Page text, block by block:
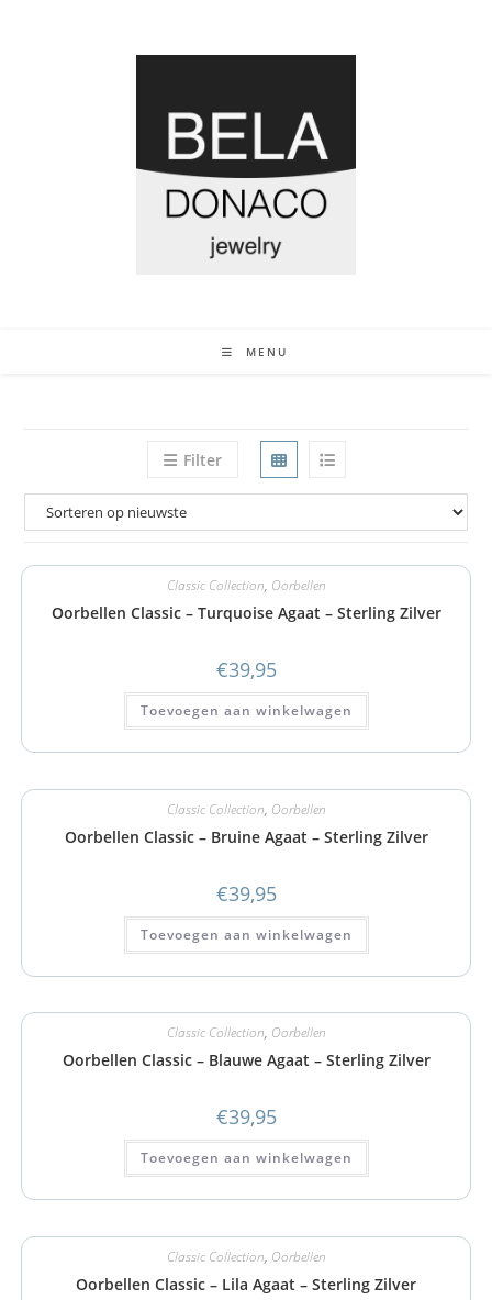
MENU
Filter
Classic Collection, Oorbellen
Oorbellen Classic – Turquoise Agaat – Sterling Zilver
€39,95
Toevoegen aan winkelwagen
Classic Collection, Oorbellen
Oorbellen Classic – Bruine Agaat – Sterling Zilver
€39,95
Toevoegen aan winkelwagen
Classic Collection, Oorbellen
Oorbellen Classic – Blauwe Agaat – Sterling Zilver
€39,95
Toevoegen aan winkelwagen
Classic Collection, Oorbellen
Oorbellen Classic – Lila Agaat – Sterling Zilver